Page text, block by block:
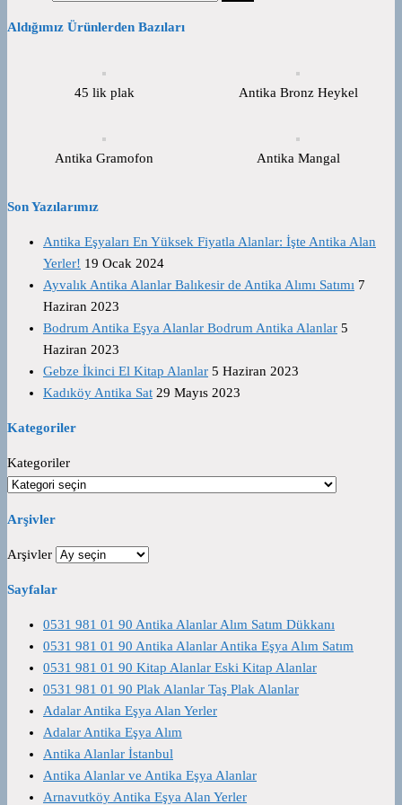
Aldığımız Ürünlerden Bazıları
45 lik plak Antika Bronz Heykel
Antika Gramofon Antika Mangal
Son Yazılarımız
Antika Eşyaları En Yüksek Fiyatla Alanlar: İşte Antika Alan
Yerler! 19 Ocak 2024
Ayvalık Antika Alanlar Balıkesir de Antika Alımı Satımı 7
Haziran 2023
Bodrum Antika Eşya Alanlar Bodrum Antika Alanlar 5
Haziran 2023
Gebze İkinci El Kitap Alanlar 5 Haziran 2023
Kadıköy Antika Sat 29 Mayıs 2023
Kategoriler
Kategoriler
Arşivler
Arşivler
Sayfalar
0531 981 01 90 Antika Alanlar Alım Satım Dükkanı
0531 981 01 90 Antika Alanlar Antika Eşya Alım Satım
0531 981 01 90 Kitap Alanlar Eski Kitap Alanlar
0531 981 01 90 Plak Alanlar Taş Plak Alanlar
Adalar Antika Eşya Alan Yerler
Adalar Antika Eşya Alım
Antika Alanlar İstanbul
Antika Alanlar ve Antika Eşya Alanlar
Arnavutköy Antika Eşya Alan Yerler